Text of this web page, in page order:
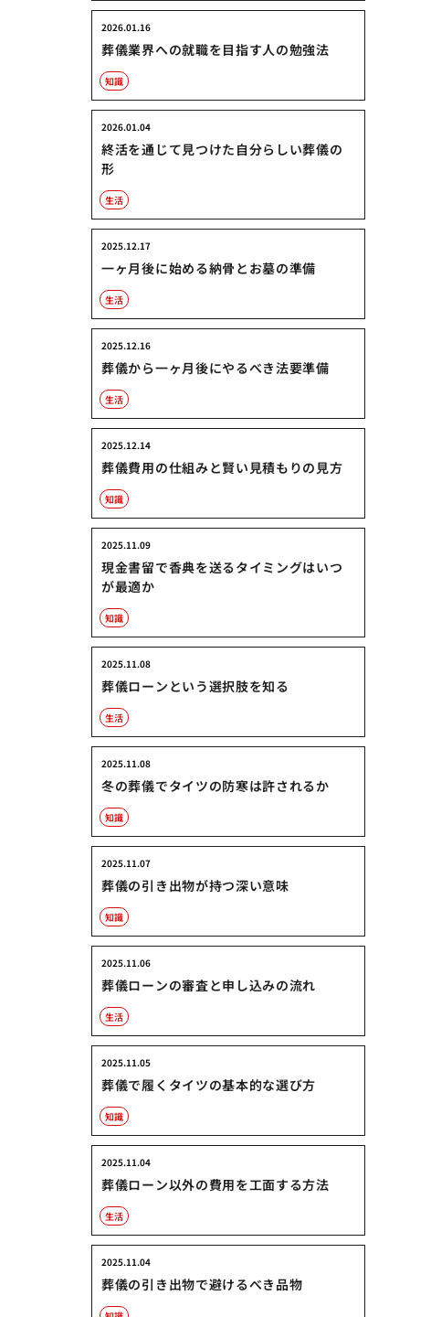
葬儀業界への就職を目指す人の勉強法
2026.01.16
知識
終活を通じて見つけた自分らしい葬儀の
形
2026.01.04
生活
一ヶ月後に始める納骨とお墓の準備
2025.12.17
生活
葬儀から一ヶ月後にやるべき法要準備
2025.12.16
生活
葬儀費用の仕組みと賢い見積もりの見方
2025.12.14
知識
現金書留で香典を送るタイミングはいつ
が最適か
2025.11.09
知識
葬儀ローンという選択肢を知る
2025.11.08
生活
冬の葬儀でタイツの防寒は許されるか
2025.11.08
知識
葬儀の引き出物が持つ深い意味
2025.11.07
知識
葬儀ローンの審査と申し込みの流れ
2025.11.06
生活
葬儀で履くタイツの基本的な選び方
2025.11.05
知識
葬儀ローン以外の費用を工面する方法
2025.11.04
生活
葬儀の引き出物で避けるべき品物
2025.11.04